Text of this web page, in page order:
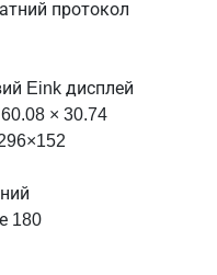
протокол
Eink дисплей
× 30.74
180